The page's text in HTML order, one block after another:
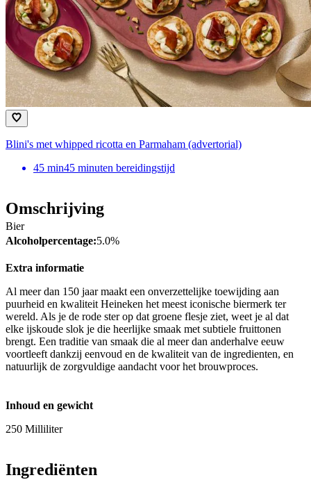
Blini's met whipped ricotta en Parmaham (advertorial)
45 min45 minuten bereidingstijd
Omschrijving
Bier
Alcoholpercentage:5.0%
Extra informatie
Al meer dan 150 jaar maakt een onverzettelijke toewijding aan
puurheid en kwaliteit Heineken het meest iconische biermerk ter
wereld. Als je de rode ster op dat groene flesje ziet, weet je al dat
elke ijskoude slok je die heerlijke smaak met subtiele fruittonen
brengt. Een traditie van smaak die al meer dan anderhalve eeuw
voortleeft dankzij eenvoud en de kwaliteit van de ingredienten, en
natuurlijk de zorgvuldige aandacht voor het brouwproces.
Inhoud en gewicht
250 Milliliter
Ingrediënten